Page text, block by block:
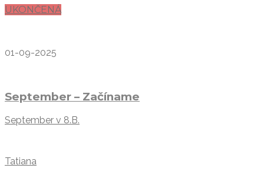
UKONČENÁ
01-09-2025
September – Začíname
September v 8.B.
Tatiana